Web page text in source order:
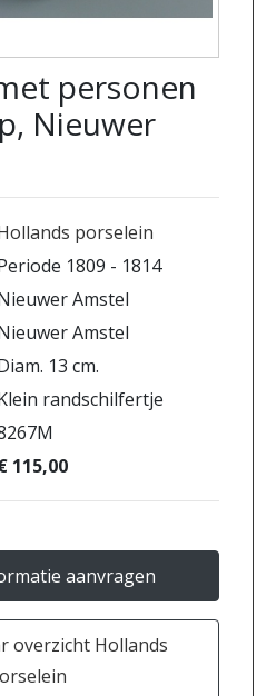
personen
Nieuwer
porselein
1809 - 1814
Amstel
Amstel
13 cm.
randschilfertje
115,00
aanvragen
overzicht Hollands